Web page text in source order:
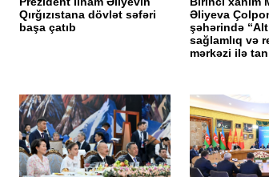
Qırğızıstana dövlət səfəri
başa çatıb
Əliyeva
şəhərində
sağlamlıq və
mərkəzi ilə